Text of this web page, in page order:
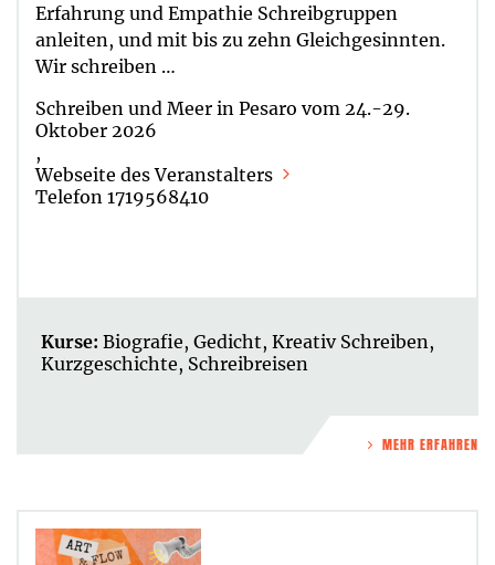
Erfahrung und Empathie Schreibgruppen
anleiten, und mit bis zu zehn Gleichgesinnten.
Wir schreiben …
Schreiben und Meer in Pesaro vom 24.-29.
Oktober 2026
,
Webseite des Veranstalters
Telefon 1719568410
Kurse: Biografie, Gedicht, Kreativ Schreiben,
Kurzgeschichte, Schreibreisen
MEHR ERFAHREN